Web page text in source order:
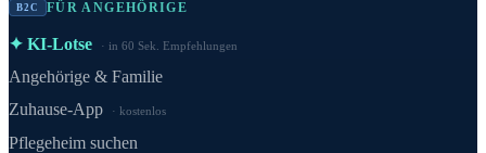
B2C FÜR ANGEHÖRIGE
✦ KI-Lotse in 60 Sek. Empfehlungen
Angehörige & Familie
Zuhause-App
kostenlos
Pflegeheim suchen